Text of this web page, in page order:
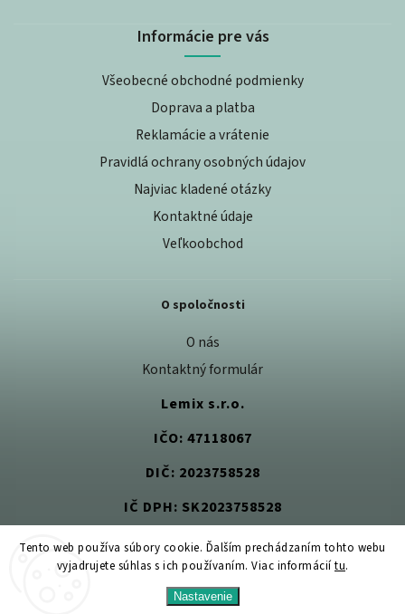
Tento web používa súbory cookie. Ďalším prechádzaním tohto webu
vyjadrujete súhlas s ich používaním. Viac informáciítu.
Nastavenie
Informácie pre vás
Všeobecné obchodné podmienky
Doprava a platba
Reklamácie a vrátenie
Pravidlá ochrany osobných údajov
Najviac kladené otázky
Kontaktné údaje
Veľkoobchod
O spoločnosti
O nás
Kontaktný formulár
Lemix s.r.o.
IČO: 47118067
DIČ: 2023758528
IČ DPH: SK2023758528
Jedlom k zdraviu. Všetky práva vyhradené.
Upraviť nastavenie cookies